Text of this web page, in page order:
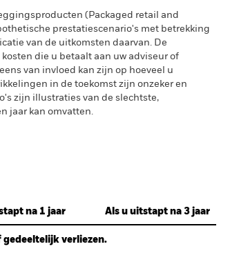
(Packaged retail and
prestatiescenario's met betrekking
van de uitkomsten daarvan. De
die u betaalt aan uw adviseur of
van invloed kan zijn op hoeveel u
in de toekomst zijn onzeker en
zijn illustraties van de slechtste,
jaar kan omvatten.
na 1 jaar Als u uitstapt na 3 jaar
gedeeltelijk verliezen.